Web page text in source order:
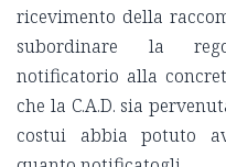
ricevimento della
subordinare la
notificatorio alla
che la C.A.D. sia
costui abbia potuto